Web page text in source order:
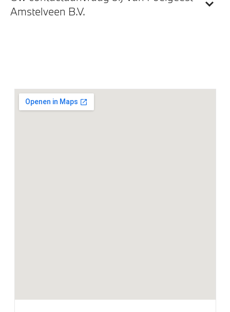
BMW TeleServices
Extra getint glas in achterportierruiten en achterruit
Elektrisch bediend glazen schuif-/kanteldak
Comfort Access
Amstelveen B.V.